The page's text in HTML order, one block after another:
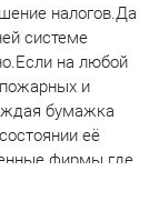
налогов.Да
системе
на любой
и
бумажка
её
фирмы где
или